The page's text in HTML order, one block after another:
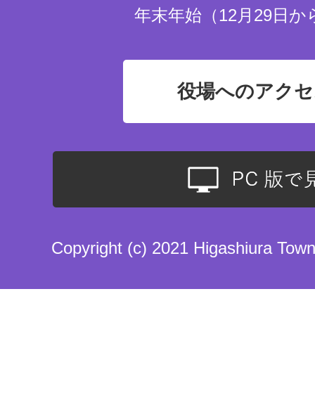
年末年始（12月29日か
役場へのアク
Copyright (c) 2021 Higashiura